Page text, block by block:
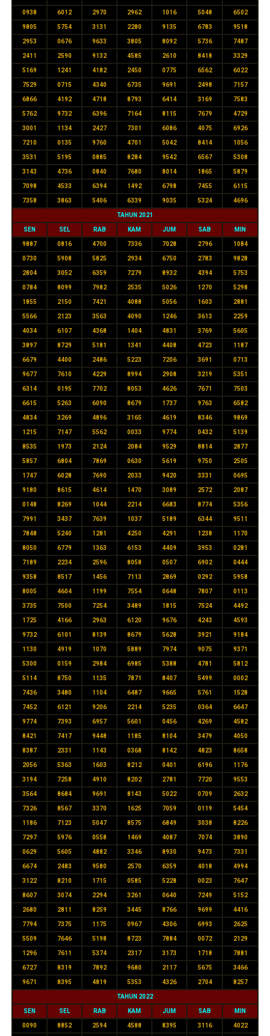
0938 6012 2970 2962 1016 5048 6502
9805 5754 3131 2280 9135 6783 9518
2953 0676 9633 3805 8092 5736 7487
2411 2590 9132 4585 2610 8418 3329
5169 1241 4182 2450 0775 6562 6022
7529 0715 4340 6735 9691 2498 7157
6866 4192 4718 8793 6414 3169 7583
5762 9732 6396 7164 8115 7679 4729
3001 1134 2427 7301 6086 4075 6926
7210 0135 9760 4701 5042 8414 1056
3531 5195 0885 8284 9542 6567 5308
3143 4736 0840 7680 8014 1865 5879
7098 4533 6394 1492 6798 7455 6115
7358 3863 5406 6339 9035 5324 4696
TAHUN 2021
SEN SEL RAB KAM JUM SAB MIN
9887 0816 4700 7336 7028 2796 1084
0730 5908 5825 2934 6750 2783 9828
2804 3052 6359 7279 8932 4394 5753
0784 8099 7982 2535 5026 1270 5298
1855 2150 7421 4088 5056 1603 2881
5566 2123 3563 4090 1246 3613 2259
4034 6107 4368 1404 4831 3769 5605
3897 8729 5181 1341 4408 4723 1187
6679 4400 2486 5223 7206 3691 0713
9677 7610 4229 8994 2908 3219 5351
6314 0195 7702 8053 4626 7671 7503
6615 5263 6090 8679 1737 9763 6582
4834 3269 4896 3165 4619 8346 9869
1215 7147 5562 0033 9774 0432 5139
8535 1973 2124 2084 9529 8814 2877
5857 6804 7869 0630 5619 9750 2505
1747 6028 7690 2033 9420 3331 0695
9180 8615 4614 1470 3089 2572 2087
0148 8269 1044 2214 6683 8774 5356
7991 3437 7639 1037 5189 6344 9511
7848 5240 1281 4250 4291 1238 1170
8050 6779 1363 6153 4409 3953 0281
7189 2234 2596 8058 0507 6902 0444
9358 8517 1456 7113 2869 0292 5958
8005 4604 1199 7554 0648 7807 0113
3735 7500 7254 3489 1815 7524 4492
1725 4166 2963 6120 9676 4243 4593
9732 6101 8139 8679 5628 3921 9184
1130 4919 1070 5889 7974 9075 9371
5300 0159 2984 6985 5388 4781 5812
5114 8750 1135 7871 8407 5499 0002
7436 3480 1104 6487 9665 5761 1528
7452 6121 9206 2214 5235 0364 6647
9774 7393 6957 5601 0456 4269 4582
8421 7417 9448 1185 8104 3479 4050
8387 2331 1143 0368 8142 4823 8658
2056 5363 1603 8212 0401 6196 1176
3194 7258 4910 8202 2781 7720 9553
3564 8684 9691 8143 5022 0709 2632
7326 8567 3370 1625 7059 0119 5454
1186 7123 5047 8575 6849 3038 8226
7297 5976 0558 1469 4087 7074 3890
0629 5605 4882 3346 8930 9473 7331
6674 2483 9580 2570 6359 4018 4994
3122 8210 1715 0585 5228 0023 7647
8607 3074 2294 3261 0640 7249 5152
2680 2811 8259 3445 8766 9699 4416
7794 7375 1175 0967 4306 6993 2625
5509 7646 5198 8723 7884 0072 2129
1296 7611 5374 2317 3173 1718 7881
6727 8319 7892 9680 2117 5675 3466
9671 8395 4819 5353 4326 2704 8257
TAHUN 2022
SEN SEL RAB KAM JUM SAB MIN
0090 8852 2594 4588 8395 3116 4022